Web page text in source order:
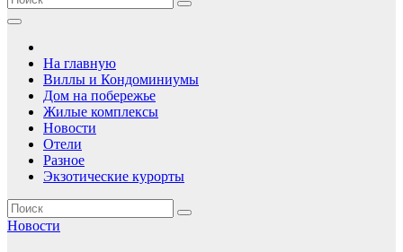
На главную
Виллы и Кондоминиумы
Дом на побережье
Жилые комплексы
Новости
Отели
Разное
Экзотические курорты
Новости